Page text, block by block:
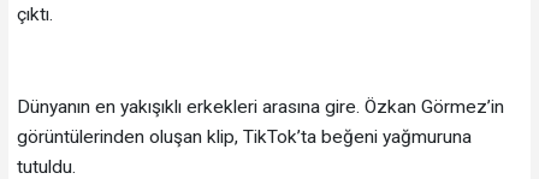
çıktı.
Dünyanın en yakışıklı erkekleri arasına gire. Özkan Görmez’in
görüntülerinden oluşan klip, TikTok’ta beğeni yağmuruna
tutuldu.